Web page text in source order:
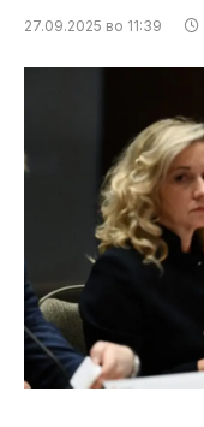
27.09.2025 во 11:39